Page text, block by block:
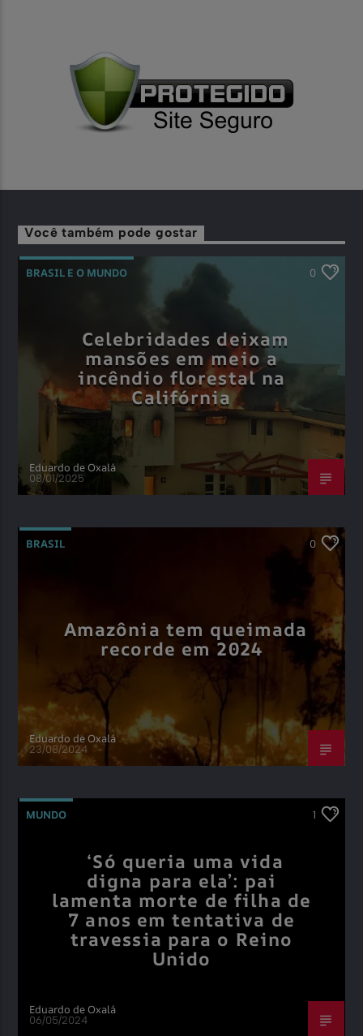
Você também pode gostar
BRASIL E O MUNDO 0
Celebridades deixam
mansões em meio a
incêndio florestal na
Califórnia
Eduardo de Oxalá
08/01/2025
BRASIL 0
Amazônia tem queimada
recorde em 2024
Eduardo de Oxalá
23/08/2024
MUNDO 1
‘Só queria uma vida
digna para ela’: pai
lamenta morte de filha de
7 anos em tentativa de
travessia para o Reino
Unido
Eduardo de Oxalá
06/05/2024